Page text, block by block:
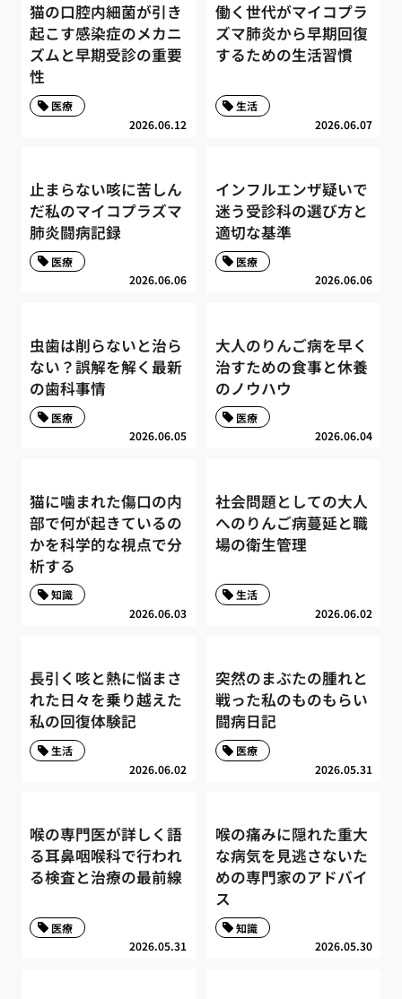
猫の口腔内細菌が引き
起こす感染症のメカニ
ズムと早期受診の重要
性
2026.06.12
医療
働く世代がマイコプラ
ズマ肺炎から早期回復
するための生活習慣
2026.06.07
生活
止まらない咳に苦しん
だ私のマイコプラズマ
肺炎闘病記録
2026.06.06
医療
インフルエンザ疑いで
迷う受診科の選び方と
適切な基準
2026.06.06
医療
虫歯は削らないと治ら
ない？誤解を解く最新
の歯科事情
2026.06.05
医療
大人のりんご病を早く
治すための食事と休養
のノウハウ
2026.06.04
医療
猫に噛まれた傷口の内
部で何が起きているの
かを科学的な視点で分
析する
2026.06.03
知識
社会問題としての大人
へのりんご病蔓延と職
場の衛生管理
2026.06.02
生活
長引く咳と熱に悩まさ
れた日々を乗り越えた
私の回復体験記
2026.06.02
生活
突然のまぶたの腫れと
戦った私のものもらい
闘病日記
2026.05.31
医療
喉の専門医が詳しく語
る耳鼻咽喉科で行われ
る検査と治療の最前線
2026.05.31
医療
喉の痛みに隠れた重大
な病気を見逃さないた
めの専門家のアドバイ
ス
2026.05.30
知識